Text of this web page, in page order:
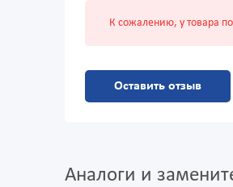
К сожалению, у товара
Оставить отзыв
Аналоги и